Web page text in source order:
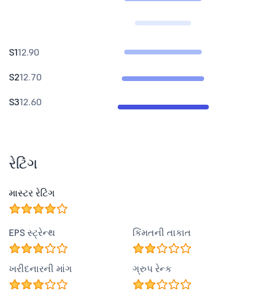
S112.90
S212.70
S312.60
રેટિંગ
માસ્ટર રેટિંગ
EPS સ્ટ્રેન્થ કિંમતની તાકાત
ખરીદનારની માંગ ગ્રુપ રેન્ક